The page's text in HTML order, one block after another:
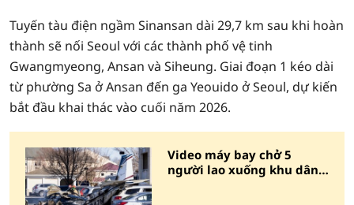
Tuyến tàu điện ngầm Sinansan dài 29,7 km sau khi hoàn
thành sẽ nối Seoul với các thành phố vệ tinh
Gwangmyeong, Ansan và Siheung. Giai đoạn 1 kéo dài
từ phường Sa ở Ansan đến ga Yeouido ở Seoul, dự kiến
bắt đầu khai thác vào cuối năm 2026.
Video máy bay chở 5
người lao xuống khu dân